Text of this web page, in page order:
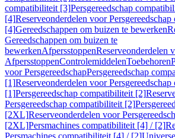
compatibiliteit [3]Persgereedschap
[4]Reserveonderdelen voor
[4]Gereedschappen om buizen te bewerken
Gereedschappen om buizen te
bewerkenAfpersstoppenReserveonderdelen
AfpersstoppenControlemiddelenToebehoren
voor PersgereedschapPersgereedschap
[1]Reserveonderdelen voor
[1]Persgereedschap compatibiliteit [2]
Persgereedschap compatibiliteit [2]
[2XL]Reserveonderdelen voor
[2XL]Persmachines compatibiliteit [4] / [2]
Persmachines compatibiliteit [4] / [2]